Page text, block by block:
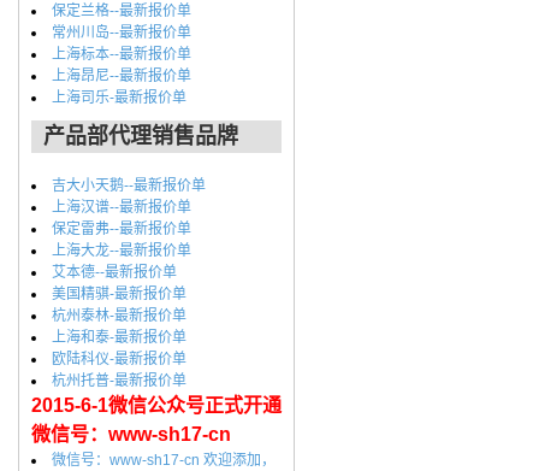
保定兰格--最新报价单
常州川岛--最新报价单
上海标本--最新报价单
上海昂尼--最新报价单
上海司乐-最新报价单
产品部代理销售品牌
吉大小天鹅--最新报价单
上海汉谱--最新报价单
保定雷弗--最新报价单
上海大龙--最新报价单
艾本德--最新报价单
美国精骐-最新报价单
杭州泰林-最新报价单
上海和泰-最新报价单
欧陆科仪-最新报价单
杭州托普-最新报价单
2015-6-1微信公众号正式开通
微信号：www-sh17-cn
微信号：www-sh17-cn 欢迎添加，